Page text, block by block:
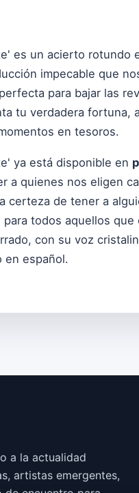
es un acierto rotundo
impecable que
para bajar las
tu verdadera fortuna,
en tesoros.
ya está disponible en
a quienes nos eligen
certeza de tener a
para todos aquellos
con su voz
en español.
a la actualidad
artistas emergentes,